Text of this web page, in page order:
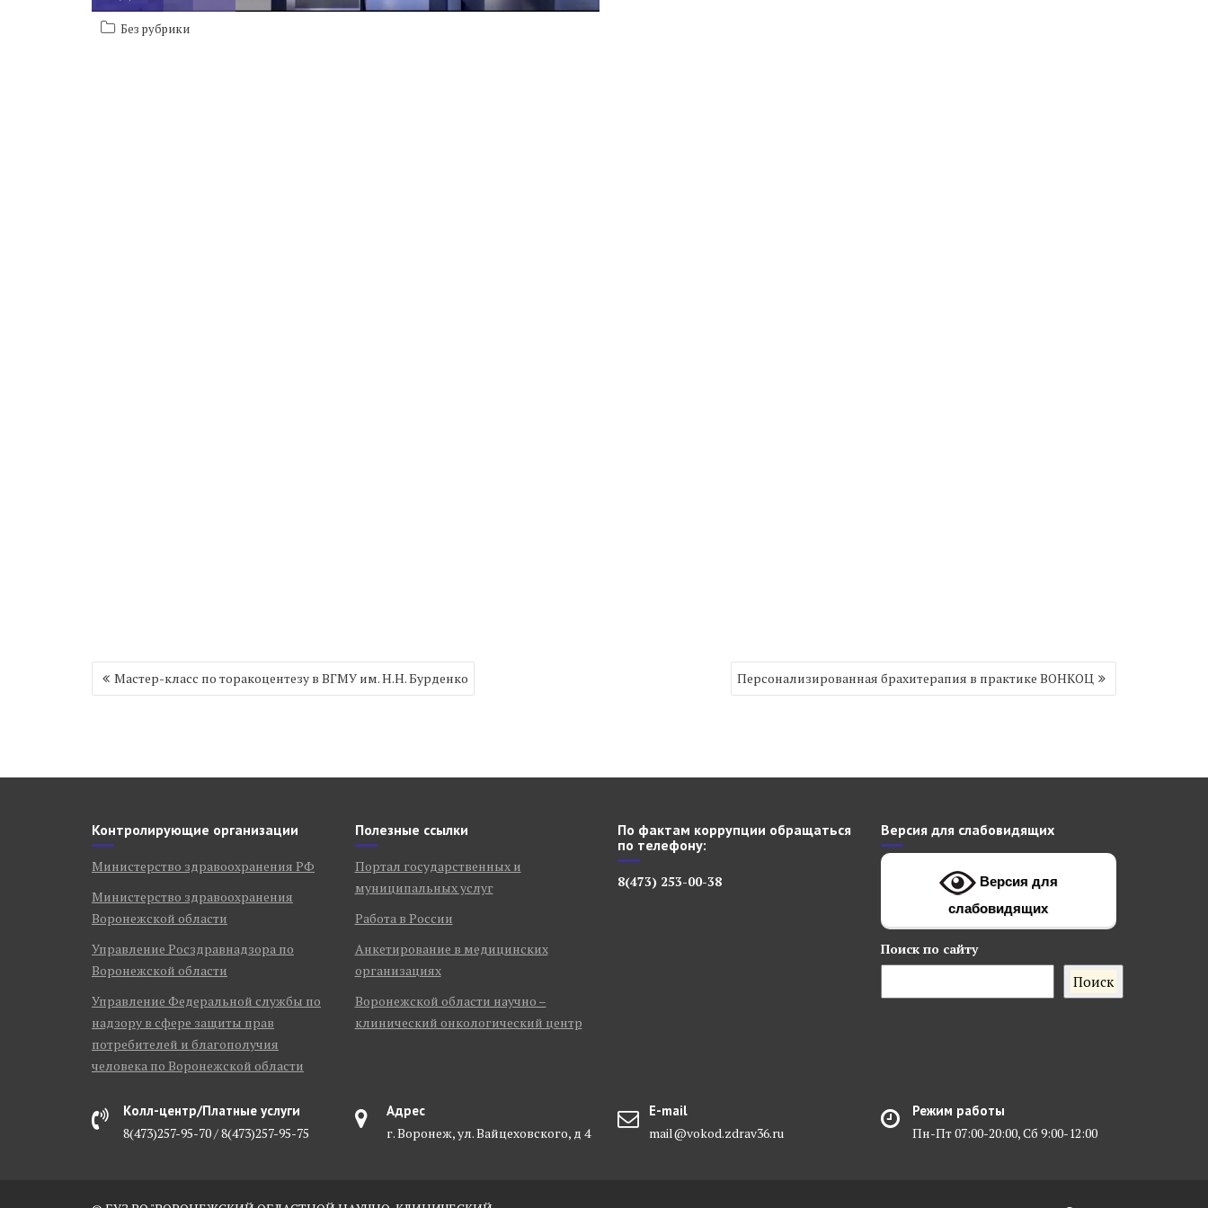
Без рубрики
Навигация
по
Мастер-класс по торакоцентезу в ВГМУ им. Н.Н. Бурденко Персонализированная брахитерапия в практике ВОНКОЦ
Контролирующие организации
Министерство здравоохранения РФ
Министерство здравоохранения
Воронежской области
Управление Росздравнадзора по
Воронежской области
Управление Федеральной службы по
надзору в сфере защиты прав
потребителей и благополучия
человека по Воронежской области
Полезные ссылки
Портал государственных и
муниципальных услуг
Работа в России
Анкетирование в медицинских
организациях
Воронежской области научно –
клинический онкологический центр
По фактам коррупции обращаться
по телефону:
8(473) 253-00-38
Версия для слабовидящих
Версия для
слабовидящих
Поискпо сайту
Поиск
Колл-центр/Платные услуги
8(473)257-95-70 / 8(473)257-95-75
Адрес
г. Воронеж, ул. Вайцеховского, д 4
E-mail
mail@vokod.zdrav36.ru
Режим работы
Пн-Пт 07:00-20:00, Сб 9:00-12:00